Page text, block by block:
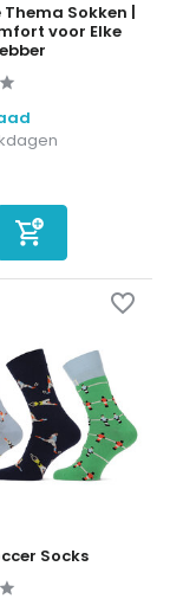
Thema Sokken |
voor Elke
Socks